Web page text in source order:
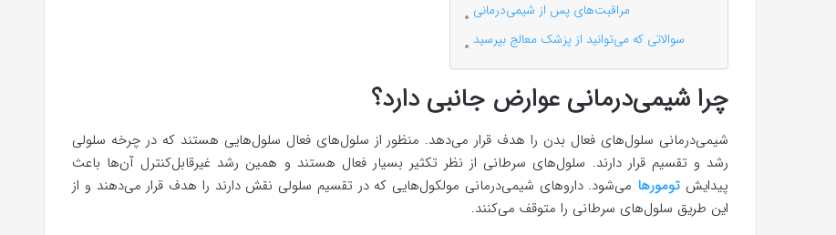
مراقبت‌های پس از شیمی‌درمانی
سوالاتی که می‌توانید از پزشک معالج بپرسید
چرا شیمی‌درمانی عوارض جانبی دارد؟
شیمی‌درمانی سلول‌های فعال بدن را هدف قرار می‌دهد. منظور از سلول‌های فعال سلول‌هایی هستند که در چرخه سلولی
رشد و تقسیم قرار دارند. سلول‌های سرطانی از نظر تکثیر بسیار فعال هستند و همین رشد غیرقابل‌کنترل آن‌ها باعث
پیدایش تومورها می‌شود. داروهای شیمی‌درمانی مولکول‌هایی که در تقسیم سلولی نقش دارند را هدف قرار می‌دهند و از
این طریق سلول‌های سرطانی را متوقف می‌کنند.